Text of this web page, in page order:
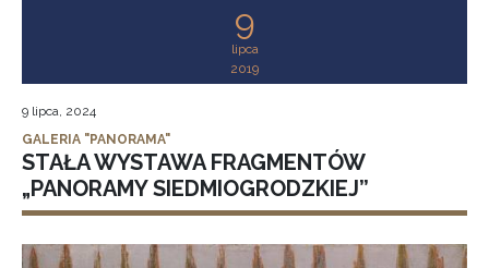
9
lipca
2019
9 lipca, 2024
GALERIA "PANORAMA"
STAŁA WYSTAWA FRAGMENTÓW
„PANORAMY SIEDMIOGRODZKIEJ”